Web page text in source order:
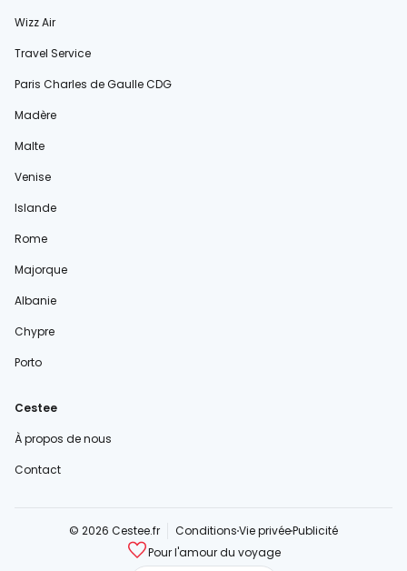
Wizz Air
Travel Service
Paris Charles de Gaulle CDG
Madère
Malte
Venise
Islande
Rome
Majorque
Albanie
Chypre
Porto
Cestee
À propos de nous
Contact
© 2026 Cestee.fr ConditionsVie privéePublicité
Pour l'amour du voyage
cestee.com